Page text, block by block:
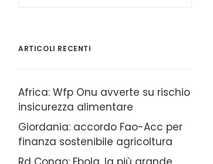
ARTICOLI RECENTI
Africa: Wfp Onu avverte su rischio
insicurezza alimentare
Giordania: accordo Fao-Acc per
finanza sostenibile agricoltura